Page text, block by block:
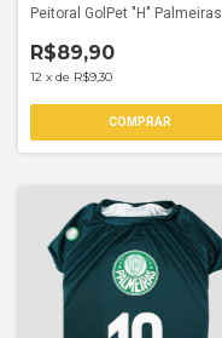
Peitoral GolPet "H" Palmeiras
R$89,90
12 x de R$9,30
COMPRAR